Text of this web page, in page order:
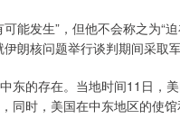
发生”，但他不会称之为“迫
朗核问题举行谈判期间采取军
的存在。当地时间11日，美
同时，美国在中东地区的使